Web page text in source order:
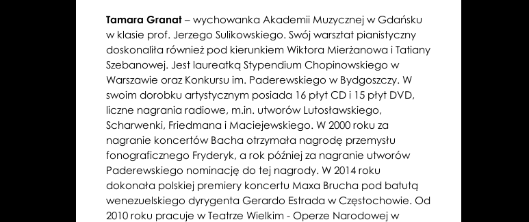
Tamara Granat – wychowanka Akademii Muzycznej w Gdańsku
w klasie prof. Jerzego Sulikowskiego. Swój warsztat pianistyczny
doskonaliła również pod kierunkiem Wiktora Mierżanowa i Tatiany
Szebanowej. Jest laureatką Stypendium Chopinowskiego w
Warszawie oraz Konkursu im. Paderewskiego w Bydgoszczy. W
swoim dorobku artystycznym posiada 16 płyt CD i 15 płyt DVD,
liczne nagrania radiowe, m.in. utworów Lutosławskiego,
Scharwenki, Friedmana i Maciejewskiego. W 2000 roku za
nagranie koncertów Bacha otrzymała nagrodę przemysłu
fonograficznego Fryderyk, a rok później za nagranie utworów
Paderewskiego nominację do tej nagrody. W 2014 roku
dokonała polskiej premiery koncertu Maxa Brucha pod batutą
wenezuelskiego dyrygenta Gerardo Estrada w Częstochowie. Od
2010 roku pracuje w Teatrze Wielkim - Operze Narodowej w